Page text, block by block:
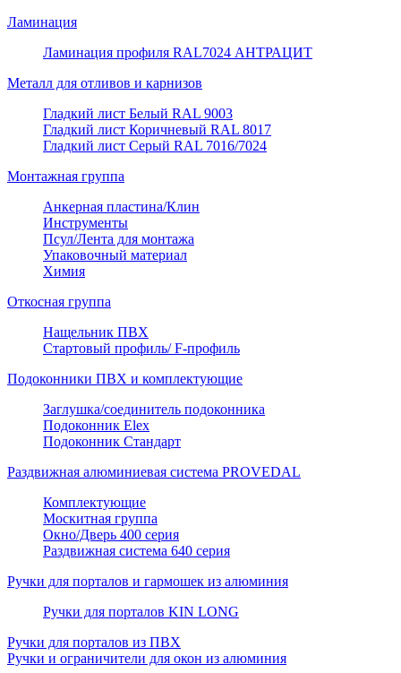
Ламинация
Ламинация профиля RAL7024 АНТРАЦИТ
Металл для отливов и карнизов
Гладкий лист Белый RAL 9003
Гладкий лист Коричневый RAL 8017
Гладкий лист Серый RAL 7016/7024
Монтажная группа
Анкерная пластина/Клин
Инструменты
Псул/Лента для монтажа
Упаковочный материал
Химия
Откосная группа
Нащельник ПВХ
Стартовый профиль/ F-профиль
Подоконники ПВХ и комплектующие
Заглушка/соединитель подоконника
Подоконник Elex
Подоконник Стандарт
Раздвижная алюминиевая система PROVEDAL
Комплектующие
Москитная группа
Окно/Дверь 400 серия
Раздвижная система 640 серия
Ручки для порталов и гармошек из алюминия
Ручки для порталов KIN LONG
Ручки для порталов из ПВХ
Ручки и ограничители для окон из алюминия